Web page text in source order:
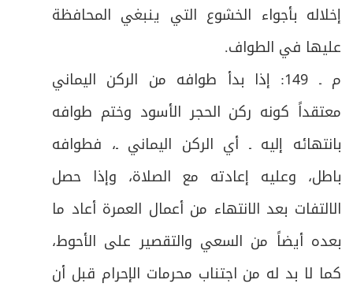
إخلاله بأجواء الخشوع التي ينبغي المحافظة
عليها في الطواف.
م ـ 149: إذا بدأ طوافه من الركن اليماني
معتقداً كونه ركن الحجر الأسود وختم طوافه
بانتهائه إليه ـ أي الركن اليماني ـ، فطوافه
باطل، وعليه إعادته مع الصلاة، وإذا حصل
الالتفات بعد الانتهاء من أعمال العمرة أعاد ما
بعده أيضاً من السعي والتقصير على الأحوط،
كما لا بد له من اجتناب محرمات الإحرام قبل أن